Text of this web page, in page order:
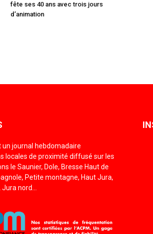
fête ses 40 ans avec trois jours
d’animation